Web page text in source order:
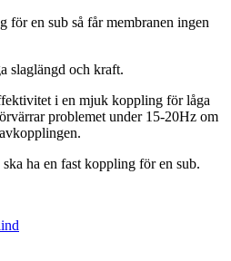
för en sub så får membranen ingen
slaglängd och kraft.
i en mjuk koppling för låga
problemet under 15-20Hz om
ha en fast koppling för en sub.